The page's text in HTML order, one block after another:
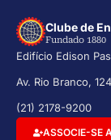
Clube de
Fundado 1880
Edifício Edison
Av. Rio Branco,
(21) 2178-9200
ASSOCIE-SE